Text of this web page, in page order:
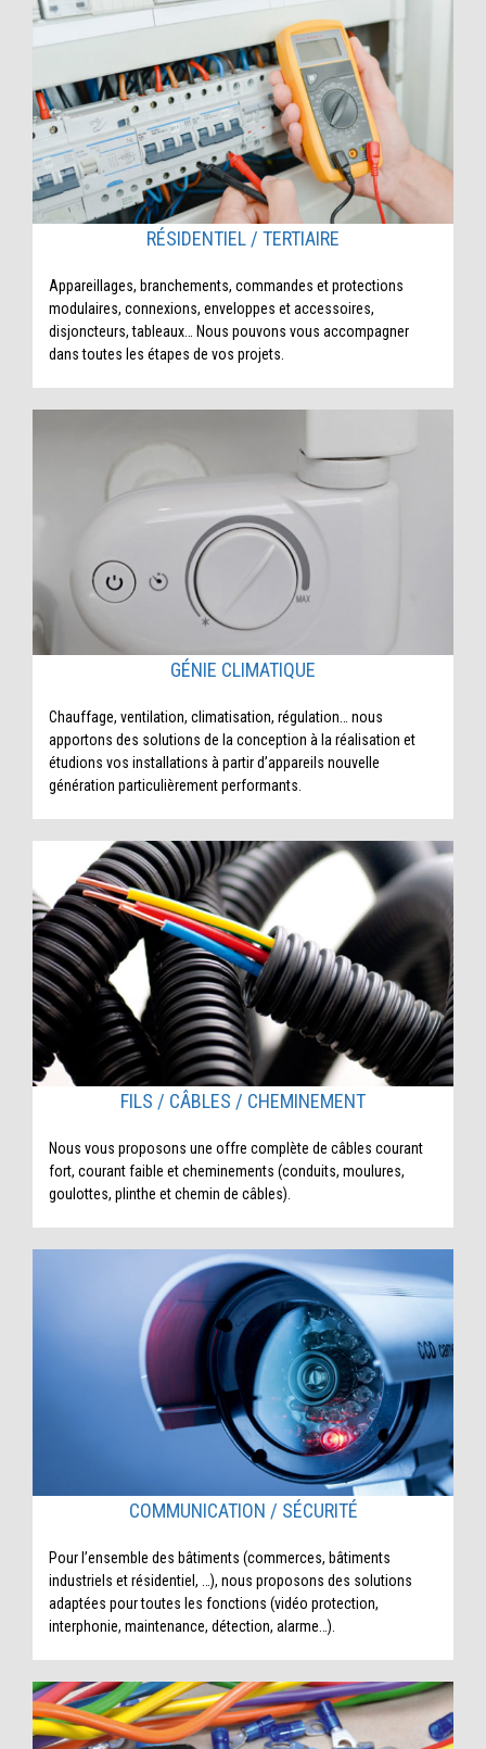
RÉSIDENTIEL / TERTIAIRE
Appareillages, branchements, commandes et protections
modulaires, connexions, enveloppes et accessoires,
disjoncteurs, tableaux… Nous pouvons vous accompagner
dans toutes les étapes de vos projets.
GÉNIE CLIMATIQUE
Chauffage, ventilation, climatisation, régulation… nous
apportons des solutions de la conception à la réalisation et
étudions vos installations à partir d’appareils nouvelle
génération particulièrement performants.
FILS / CÂBLES / CHEMINEMENT
Nous vous proposons une offre complète de câbles courant
fort, courant faible et cheminements (conduits, moulures,
goulottes, plinthe et chemin de câbles).
COMMUNICATION / SÉCURITÉ
Pour l’ensemble des bâtiments (commerces, bâtiments
industriels et résidentiel, …), nous proposons des solutions
adaptées pour toutes les fonctions (vidéo protection,
interphonie, maintenance, détection, alarme…).